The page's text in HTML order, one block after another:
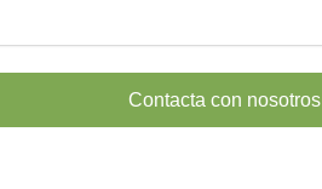
Contacta con nosotros